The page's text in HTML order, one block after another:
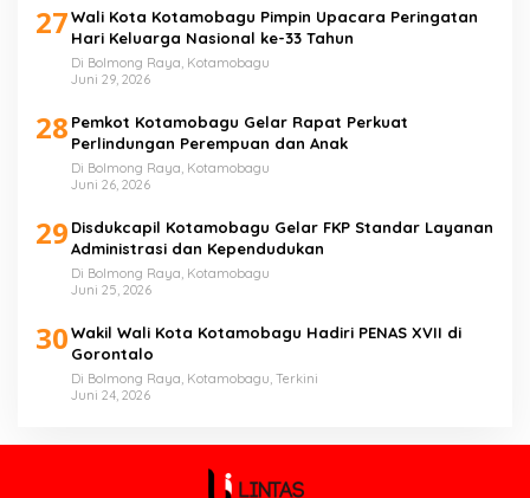
27Wali Kota Kotamobagu Pimpin Upacara Peringatan
Hari Keluarga Nasional ke-33 Tahun
Di Bolmong Raya, Kotamobagu
Juni 29, 2026
28 Pemkot Kotamobagu Gelar Rapat Perkuat
Perlindungan Perempuan dan Anak
Di Bolmong Raya, Kotamobagu
Juni 26, 2026
29 Disdukcapil Kotamobagu Gelar FKP Standar Layanan
Administrasi dan Kependudukan
Di Bolmong Raya, Kotamobagu
Juni 25, 2026
30Wakil Wali Kota Kotamobagu Hadiri PENAS XVII di
Gorontalo
Di Bolmong Raya, Kotamobagu, Terkini
Juni 24, 2026